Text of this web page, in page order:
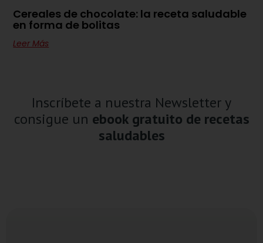
Cereales de chocolate: la receta saludable
en forma de bolitas
Leer Más
Inscríbete a nuestra Newsletter y
consigue un ebook gratuito de recetas
saludables